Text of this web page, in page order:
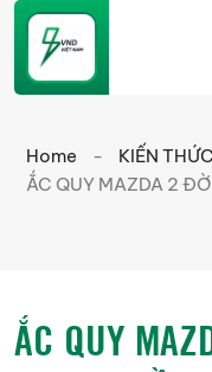
ẮC
CẦN
THƠ
Ắc
Cần
tốt
Home - KIẾN
ẮC QUY MAZDA 2
ẮC QUY